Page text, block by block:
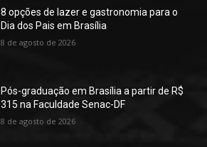
8 opções de lazer e gastronomia para o
Dia dos Pais em Brasília
8 de agosto de 2026
Pós-graduação em Brasília a partir de R$
315 na Faculdade Senac-DF
8 de agosto de 2026